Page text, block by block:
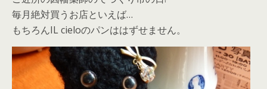
毎月絶対買うお店といえば…
もちろんIL cieloのパンははずせません。